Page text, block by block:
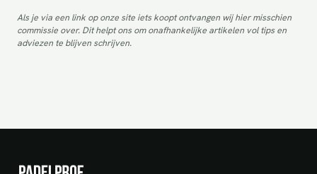
Als je via een link op onze site iets koopt ontvangen wij hier misschien
commissie over. Dit helpt ons om onafhankelijke artikelen vol tips en
adviezen te blijven schrijven.